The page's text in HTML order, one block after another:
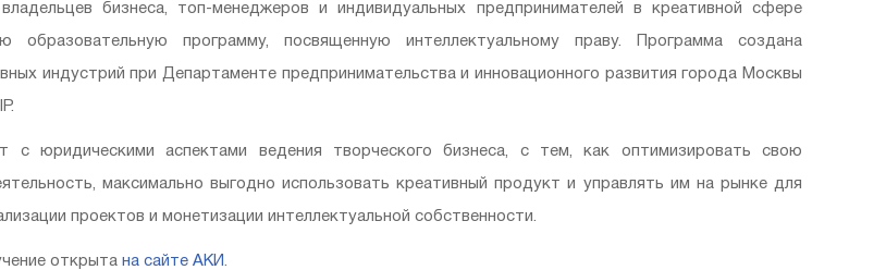
бизнеса, топ-менеджеров и индивидуальных предпринимателей в креативной сфере
образовательную программу, посвященную интеллектуальному праву. Программа создана
индустрий при Департаменте предпринимательства и инновационного развития города Москвы
с юридическими аспектами ведения творческого бизнеса, с тем, как оптимизировать свою
максимально выгодно использовать креативный продукт и управлять им на рынке для
проектов и монетизации интеллектуальной собственности.
открыта на сайте АКИ.